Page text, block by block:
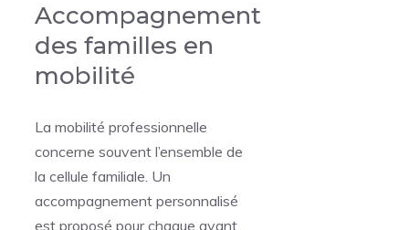
Accompagnement
des familles en
mobilité
La mobilité professionnelle
concerne souvent l’ensemble de
la cellule familiale. Un
accompagnement personnalisé
est proposé pour chaque ayant